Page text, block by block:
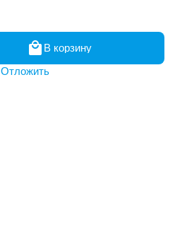
В корзину
Отложить